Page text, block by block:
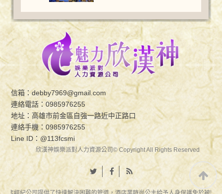
信箱：debby7969@gmail.com
連絡電話：0985976255
地址：高雄市前金區自強一路近中正路口
連絡手機：0985976255
Line ID： @113fcsmi
欣漢神娛樂派對人力資源公司© Copyright All Rights Reserved